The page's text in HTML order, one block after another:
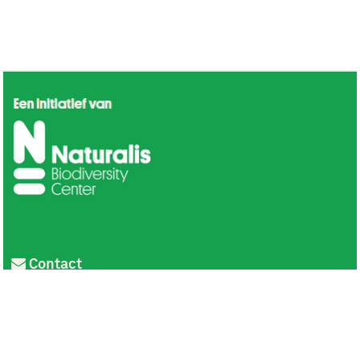
Contact